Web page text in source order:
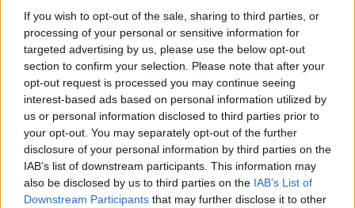
If you wish to opt-out of the sale, sharing to third parties, or
processing of your personal or sensitive information for
targeted advertising by us, please use the below opt-out
section to confirm your selection. Please note that after your
opt-out request is processed you may continue seeing
interest-based ads based on personal information utilized by
us or personal information disclosed to third parties prior to
your opt-out. You may separately opt-out of the further
disclosure of your personal information by third parties on the
IAB’s list of downstream participants. This information may
also be disclosed by us to third parties on the IAB’s List of
Downstream Participants that may further disclose it to other
Vuoi rimuovere le pubblicità nazionali?
Puoi abbonarti asoli € 1,10 al mese
cliccandoqui